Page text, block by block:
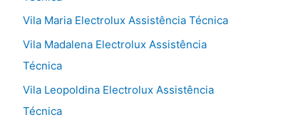
Vila Maria Electrolux Assistência Técnica
Vila Madalena Electrolux Assistência
Técnica
Vila Leopoldina Electrolux Assistência
Técnica